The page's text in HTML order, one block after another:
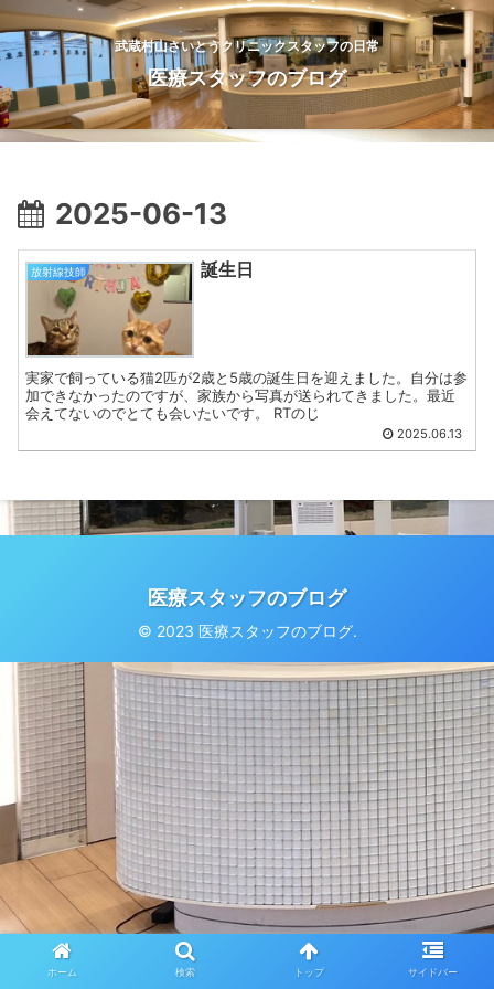
武蔵村山さいとうクリニックスタッフの日常
医療スタッフのブログ
2025-06-13
放射線技師 誕生日
実家で飼っている猫2匹が2歳と5歳の誕生日を迎えました。自分は参
加できなかったのですが、家族から写真が送られてきました。最近
会えてないのでとても会いたいです。 RTのじ
2025.06.13
医療スタッフのブログ
© 2023 医療スタッフのブログ.
ホーム 検索 トップ サイドバー